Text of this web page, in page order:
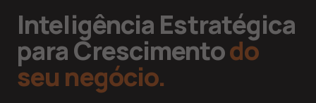
Inteligência Estratégica
para Crescimentodo
seu negócio.